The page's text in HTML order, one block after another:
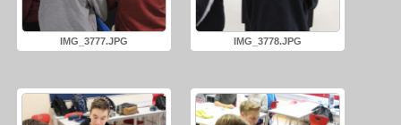
IMG_3777.JPG IMG_3778.JPG